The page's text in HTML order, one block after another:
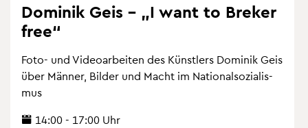
Do­mi­nik Geis – „I want to Bre­ker
free“
Foto- und Vi­deo­ar­bei­ten des Künst­lers Do­mi­nik Geis
über Män­ner, Bil­der und Macht im Na­tio­nal­so­zia­lis­
mus
14:00 - 17:00 Uhr